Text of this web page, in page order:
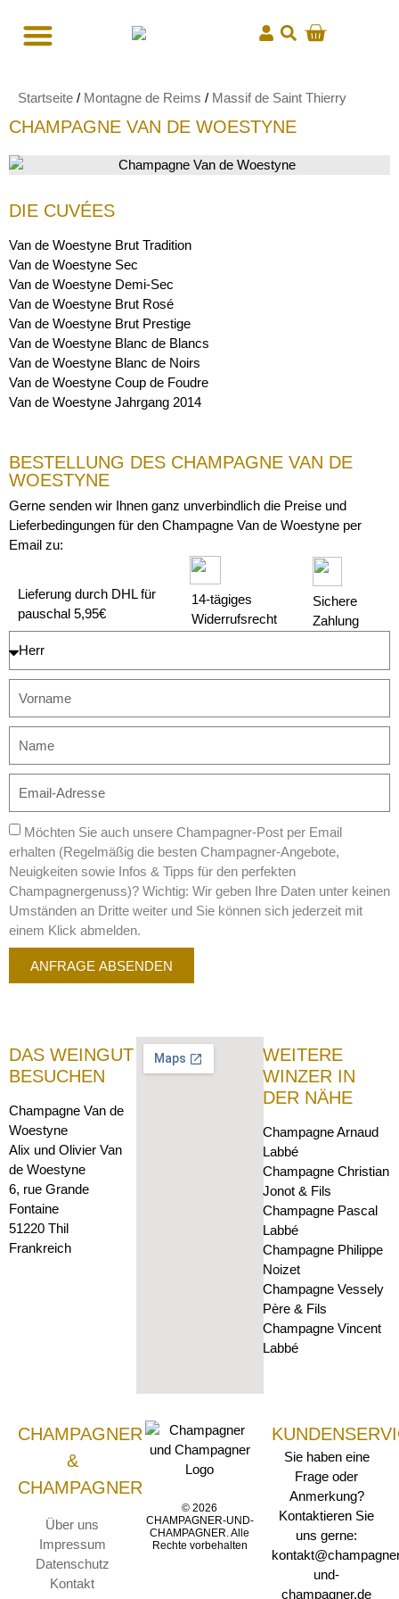
Startseite / Montagne de Reims / Massif de Saint Thierry
CHAMPAGNE VAN DE WOESTYNE
DIE CUVÉES
Van de Woestyne Brut Tradition
Van de Woestyne Sec
Van de Woestyne Demi-Sec
Van de Woestyne Brut Rosé
Van de Woestyne Brut Prestige
Van de Woestyne Blanc de Blancs
Van de Woestyne Blanc de Noirs
Van de Woestyne Coup de Foudre
Van de Woestyne Jahrgang 2014
BESTELLUNG DES CHAMPAGNE VAN DE
WOESTYNE
Gerne senden wir Ihnen ganz unverbindlich die Preise und
Lieferbedingungen für den Champagne Van de Woestyne per
Email zu:
Lieferung durch DHL für
pauschal 5,95€
14-tägiges
Widerrufsrecht
Sichere
Zahlung
Möchten Sie auch unsere Champagner-Post per Email
erhalten (Regelmäßig die besten Champagner-Angebote,
Neuigkeiten sowie Infos & Tipps für den perfekten
Champagnergenuss)? Wichtig: Wir geben Ihre Daten unter keinen
Umständen an Dritte weiter und Sie können sich jederzeit mit
einem Klick abmelden.
ANFRAGE ABSENDEN
DAS WEINGUT
BESUCHEN
Champagne Van de
Woestyne
Alix und Olivier Van
de Woestyne
6, rue Grande
Fontaine
51220 Thil
Frankreich
WEITERE
WINZER IN
DER NÄHE
Champagne Arnaud
Labbé
Champagne Christian
Jonot & Fils
Champagne Pascal
Labbé
Champagne Philippe
Noizet
Champagne Vessely
Père & Fils
Champagne Vincent
Labbé
CHAMPAGNER
&
CHAMPAGNER
Über uns
Impressum
Datenschutz
Kontakt
© 2026
CHAMPAGNER-UND-
CHAMPAGNER. Alle
Rechte vorbehalten
Sie haben eine
Frage oder
Anmerkung?
Kontaktieren Sie
uns gerne:
und-
champagner.de